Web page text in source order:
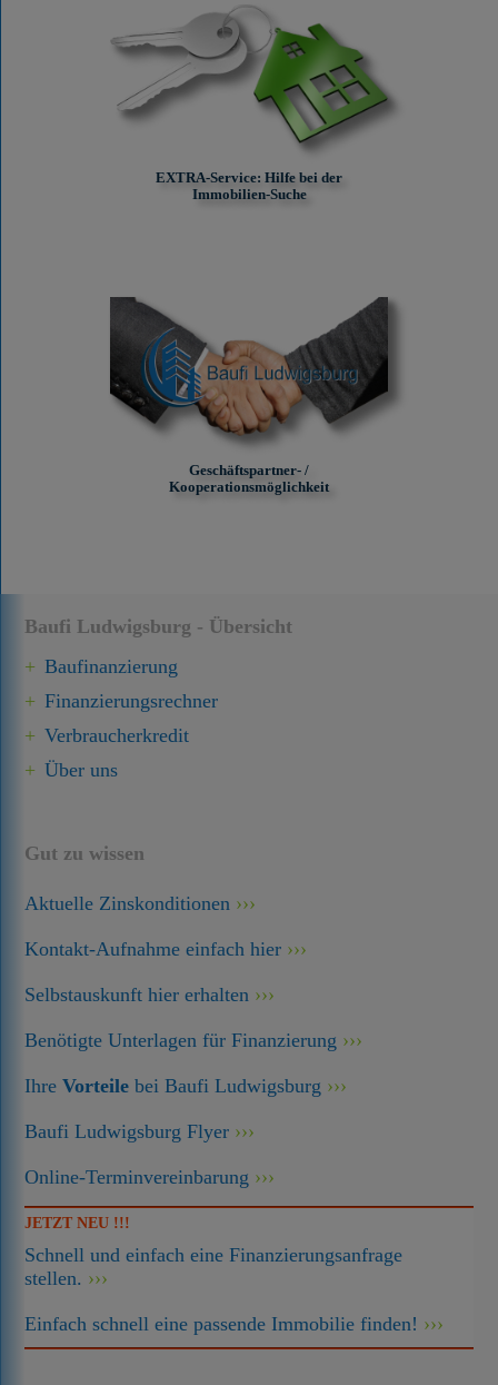
Baufi Ludwigsburg - Übersicht
Baufinanzierung
Finanzierungsrechner
Verbraucherkredit
Über uns
Gut zu wissen
Aktuelle Zinskonditionen
Kontakt-Aufnahme einfach hier
Selbstauskunft hier erhalten
Benötigte Unterlagen für Finanzierung
IhreVorteile bei Baufi Ludwigsburg
Baufi Ludwigsburg Flyer
Online-Terminvereinbarung
JETZT NEU !!!
Schnell und einfach eine Finanzierungsanfrage
stellen.
Einfach schnell eine passende Immobilie finden!
EXTRA-Service: Hilfe bei der
Immobilien-Suche
Geschäftspartner- /
Kooperationsmöglichkeit